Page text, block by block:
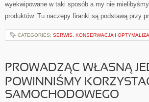
wyekwipowane w taki sposób a my nie
produktów. Tu naczepy firanki są podstawą przy
CATEGORIES: SERWIS, KONSERWACJA I
PROWADZĄC WŁASNĄ
POWINNIŚMY
SAMOCHODOWEGO